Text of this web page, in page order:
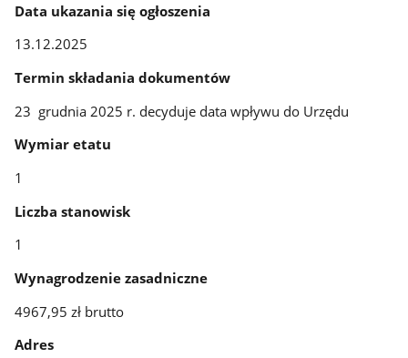
Data ukazania się ogłoszenia
13.12.2025
Termin składania dokumentów
23 grudnia 2025 r. decyduje data wpływu do Urzędu
Wymiar etatu
1
Liczba stanowisk
1
Wynagrodzenie zasadniczne
4967,95 zł brutto
Adres